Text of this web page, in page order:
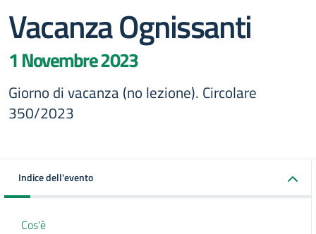
Vacanza Ognissanti
1 Novembre 2023
Giorno di vacanza (no lezione). Circolare
350/2023
Indice dell'evento
Cos'è